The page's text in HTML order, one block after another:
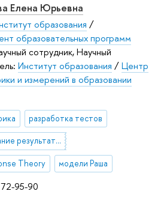
95-90
Елена Юрьевна
образования /
образовательных программ
сотрудник, Научный
Институт образования /Центр
и измерений в образовании
разработка тестов
шкалирование результатов тестирования
Theory модели Раша